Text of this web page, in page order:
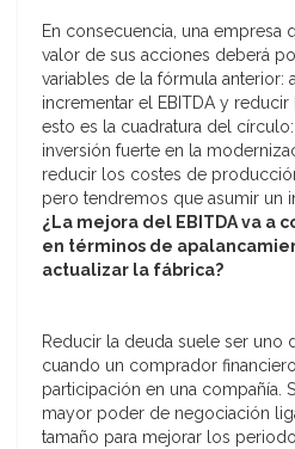
En consecuencia, una empresa
valor de sus acciones deberá
variables de la fórmula anterior:
incrementar el EBITDA y
esto es la cuadratura del
inversión fuerte en la
reducir los costes de
pero tendremos que asumir un
¿La mejora del EBITDA va a
en términos de
actualizar la fábrica?
Reducir la deuda suele ser uno
cuando un comprador
participación en una compañía.
mayor poder de negociación
tamaño para mejorar los